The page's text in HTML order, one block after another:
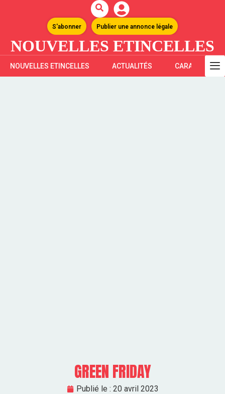
S'abonner Publier une annonce légale
NOUVELLES ETINCELLES
NOUVELLES ETINCELLES ACTUALITÉS CARAÏBES
GREEN FRIDAY
Publié le : 20 avril 2023